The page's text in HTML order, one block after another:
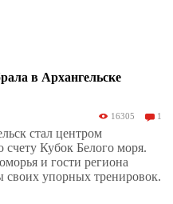
в Архангельске
16305 1
стал центром
Кубок Белого моря.
и гости региона
своих упорных тренировок.